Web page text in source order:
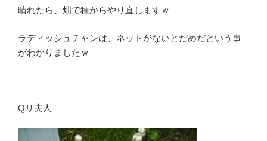
晴れたら、畑で種からやり直しますｗ
ラディッシュチャンは、ネットがないとだめだという事
がわかりましたｗ
Qリ夫人